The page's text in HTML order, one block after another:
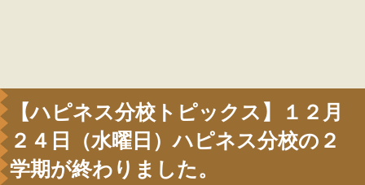
【ハピネス分校トピックス】１２月
２４日（水曜日）ハピネス分校の２
学期が終わりました。